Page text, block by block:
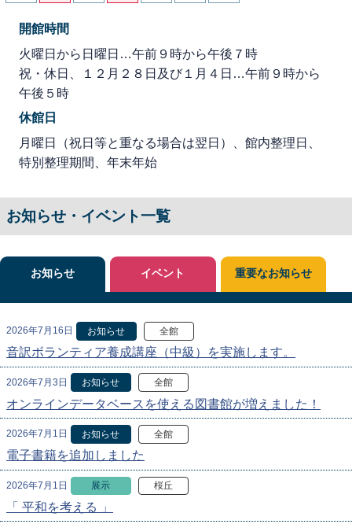
開館時間
火曜日から日曜日…午前９時から午後７時
祝・休日、１２月２８日及び１月４日…午前９時から
午後５時
休館日
月曜日（祝日等と重なる場合は翌日）、館内整理日、
特別整理期間、年末年始
お知らせ・イベント一覧
お知らせ
2026年7月16日 お知らせ 全館
音訳ボランティア養成講座（中級）を実施します。
2026年7月3日 お知らせ 全館
オンラインデータベースを使える図書館が増えました！
2026年7月1日 お知らせ 全館
電子書籍を追加しました
2026年7月1日 展示 桜丘
「 平和を考える 」
イベント 重要なお知らせ